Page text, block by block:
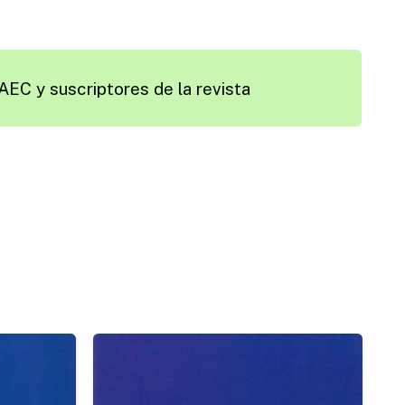
y suscriptores de la revista